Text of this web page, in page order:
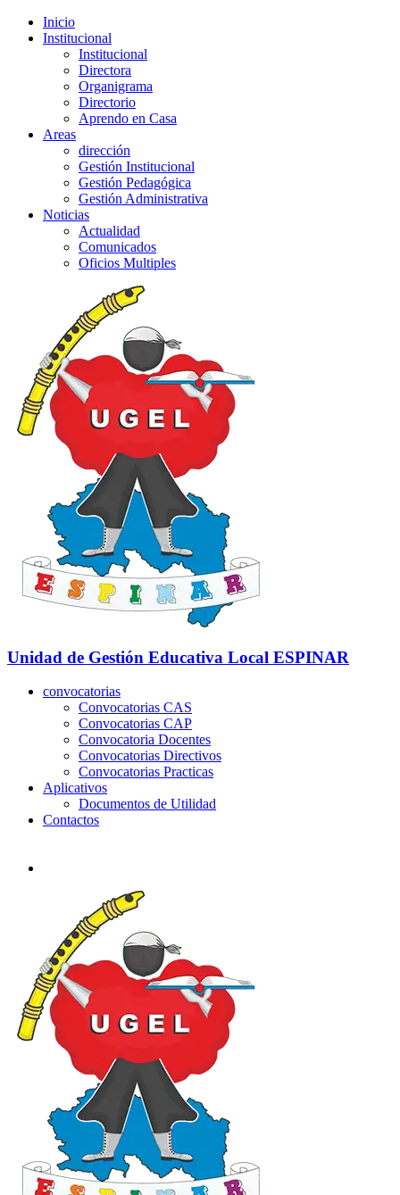
Inicio
Institucional
Institucional
Directora
Organigrama
Directorio
Aprendo en Casa
Areas
dirección
Gestión Institucional
Gestión Pedagógica
Gestión Administrativa
Noticias
Actualidad
Comunicados
Oficios Multiples
Unidad de Gestión Educativa Local ESPINAR
convocatorias
Convocatorias CAS
Convocatorias CAP
Convocatoria Docentes
Convocatorias Directivos
Convocatorias Practicas
Aplicativos
Documentos de Utilidad
Contactos